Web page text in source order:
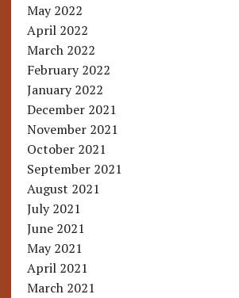
May 2022
April 2022
March 2022
February 2022
January 2022
December 2021
November 2021
October 2021
September 2021
August 2021
July 2021
June 2021
May 2021
April 2021
March 2021